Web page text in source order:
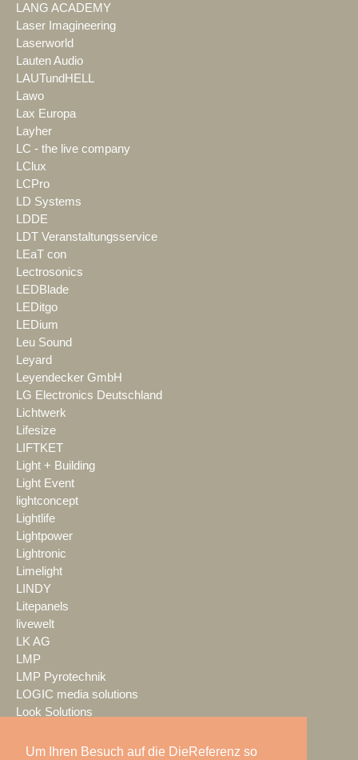
Um Ihren Besuch auf die DieReferenz so
LANG ACADEMY
Laser Imagineering
Laserworld
Lauten Audio
LAUTundHELL
Lawo
Lax Europa
Layher
LC - the live company
LClux
LCPro
LD Systems
LDDE
LDT Veranstaltungsservice
LEaT con
Lectrosonics
LEDBlade
LEDitgo
LEDium
Leu Sound
Leyard
Leyendecker GmbH
LG Electronics Deutschland
Lichtwerk
Lifesize
LIFTKET
Light + Building
Light Event
lightconcept
Lightlife
Lightpower
Lightronic
Limelight
LINDY
Litepanels
livewelt
LK AG
LMP
LMP Pyrotechnik
LOGIC media solutions
Look Solutions
loud GmbH